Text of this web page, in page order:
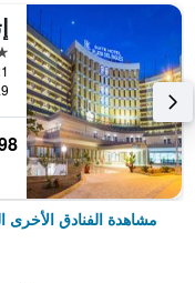
4 نجوم
1.9
مشاهدة الفنادق الأخرى